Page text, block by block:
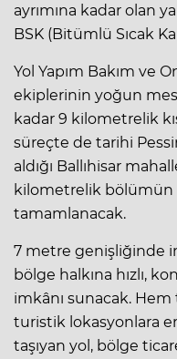
ayrımına kadar olan
BSK (Bitümlü Sıcak
Yol Yapım Bakım ve
ekiplerinin yoğun
kadar 9 kilometrelik
süreçte de tarihi
aldığı Ballıhisar
kilometrelik bölümün
tamamlanacak.
7 metre genişliğinde
bölge halkına hızlı,
imkânı sunacak. Hem
turistik lokasyonlara
taşıyan yol, bölge